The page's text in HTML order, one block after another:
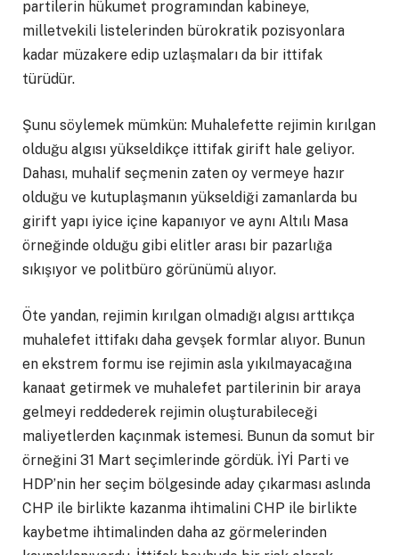
partilerin hükumet programından kabineye,
milletvekili listelerinden bürokratik pozisyonlara
kadar müzakere edip uzlaşmaları da bir ittifak
türüdür.
Şunu söylemek mümkün: Muhalefette rejimin kırılgan
olduğu algısı yükseldikçe ittifak girift hale geliyor.
Dahası, muhalif seçmenin zaten oy vermeye hazır
olduğu ve kutuplaşmanın yükseldiği zamanlarda bu
girift yapı iyice içine kapanıyor ve aynı Altılı Masa
örneğinde olduğu gibi elitler arası bir pazarlığa
sıkışıyor ve politbüro görünümü alıyor.
Öte yandan, rejimin kırılgan olmadığı algısı arttıkça
muhalefet ittifakı daha gevşek formlar alıyor. Bunun
en ekstrem formu ise rejimin asla yıkılmayacağına
kanaat getirmek ve muhalefet partilerinin bir araya
gelmeyi reddederek rejimin oluşturabileceği
maliyetlerden kaçınmak istemesi. Bunun da somut bir
örneğini 31 Mart seçimlerinde gördük. İYİ Parti ve
HDP’nin her seçim bölgesinde aday çıkarması aslında
CHP ile birlikte kazanma ihtimalini CHP ile birlikte
kaybetme ihtimalinden daha az görmelerinden